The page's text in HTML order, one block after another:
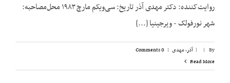
روایت‌کننده: دکتر مهدی آذر تاریخ: سی‌ویکم مارچ ۱۹۸۳ محل‌مصاحبه:
شهر نورفولک - ویرجینیا [...]
By
|
| آذر، مهدی |
0 Comments
Read More